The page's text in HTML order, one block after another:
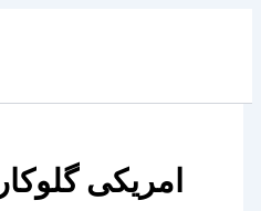
امریکی